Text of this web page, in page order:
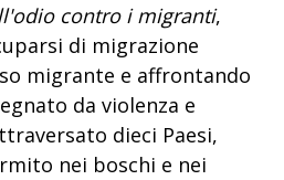
contro i migranti,
di migrazione
migrante e affrontando
da violenza e
dieci Paesi,
nei boschi e nei